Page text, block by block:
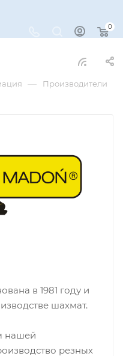
0
— Производители
в 1981 году и
шахмат.
нашей
резных